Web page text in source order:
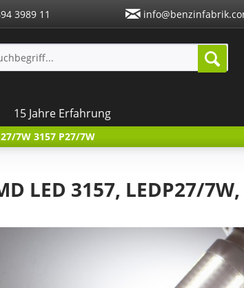
3989 11
15 Jahre Erfahrung
7W 3157 P27/7W
LED 3157, LEDP27/